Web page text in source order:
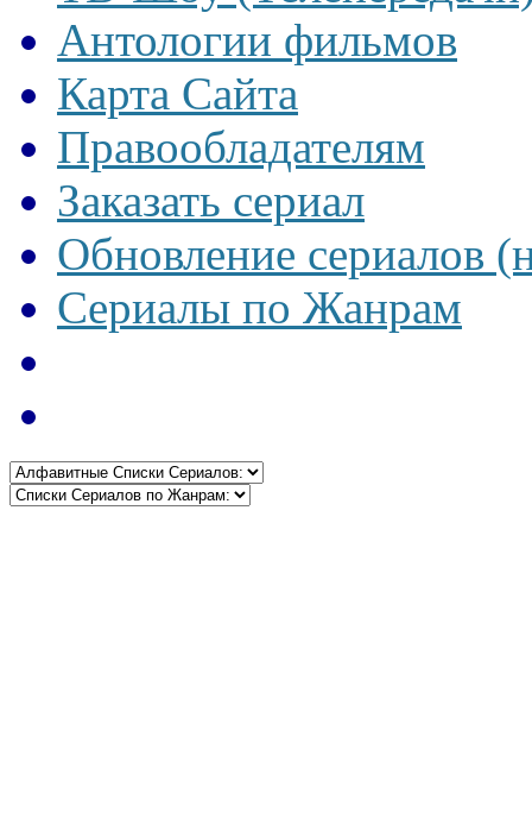
Антологии фильмов
Карта Сайта
Правообладателям
Заказать сериал
Обновление сериалов
Сериалы по Жанрам